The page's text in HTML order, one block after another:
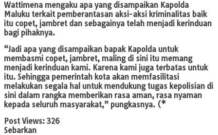
Wattimena mengaku apa yang disampaikan Kapolda
Maluku terkait pemberantasan aksi-aksi kriminalitas baik
itu copet, jambret dan sebagainya telah menjadi kerinduan
bagi pihaknya.
“Jadi apa yang disampaikan bapak Kapolda untuk
membasmi copet, jambret, maling di sini itu memang
menjadi kerinduan kami. Karena kami juga terbatas untuk
itu. Sehingga pemerintah kota akan memfasilitasi
melakukan segala hal untuk mendukung tugas kepolisian di
sini dalam rangka memberikan rasa aman, rasa nyaman
kepada seluruh masyarakat,” pungkasnya. (*
Post Views: 326
Sebarkan